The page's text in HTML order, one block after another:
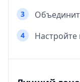
3
4 Настройте